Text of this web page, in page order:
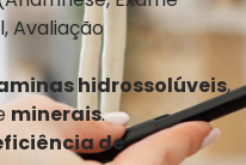
Avaliação
hidrossolúveis,
minerais.
de